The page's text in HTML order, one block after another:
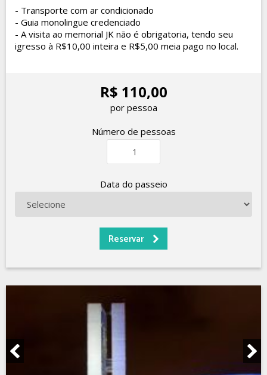
- Transporte com ar condicionado
- Guia monolingue credenciado
- A visita ao memorial JK não é obrigatoria, tendo seu
igresso à R$10,00 inteira e R$5,00 meia pago no local.
R$ 110,00
por pessoa
Número de pessoas
Data do passeio